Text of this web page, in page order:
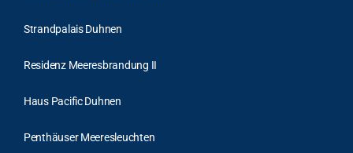
Strandpalais Duhnen
Residenz Meeresbrandung II
Haus Pacific Duhnen
Penthäuser Meeresleuchten